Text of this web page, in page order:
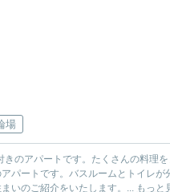
場
のアパートです。たくさんの料理
パートです。バスルームとトイレが
いのご紹介をいたします。... もっと